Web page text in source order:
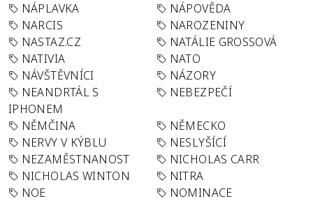
NÁPLAVKA
NÁPOVĚDA
NARCIS
NAROZENINY
NASTAZ.CZ
NATÁLIE GROSSOVÁ
NATIVIA
NATO
NÁVŠTĚVNÍCI
NÁZORY
NEANDRTÁL S
IPHONEM
NEBEZPEČÍ
NĚMČINA
NĚMECKO
NERVY V KÝBLU
NESLYŠÍCÍ
NEZAMĚSTNANOST
NICHOLAS CARR
NICHOLAS WINTON
NITRA
NOE
NOMINACE